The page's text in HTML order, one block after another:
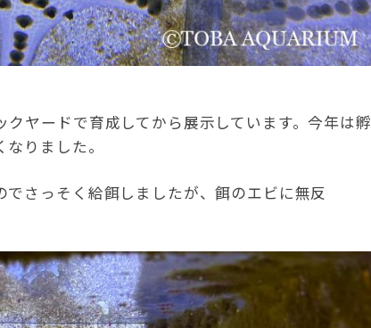
ヤードで育成してから展示しています。今年は孵
りました。
さっそく給餌しましたが、餌のエビに無反